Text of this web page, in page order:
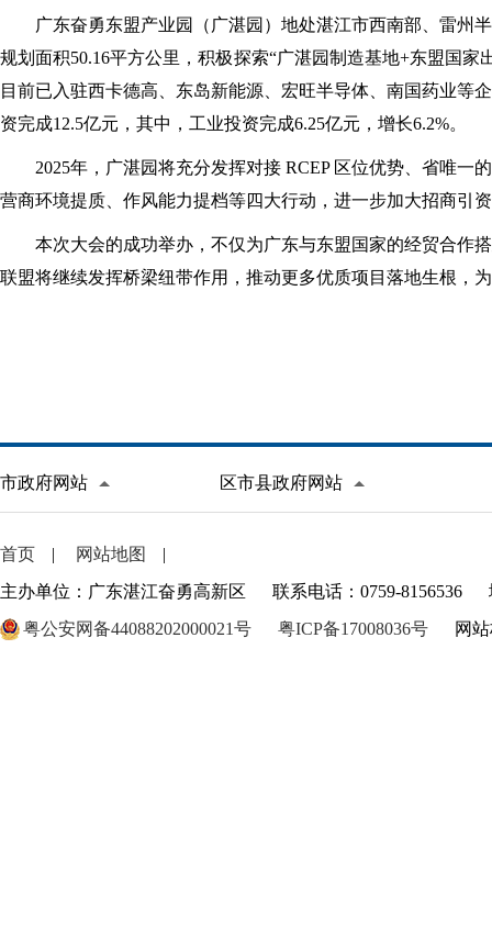
广东奋勇东盟产业园（广湛园）地处湛江市西南部、雷州
规划面积50.16平方公里，积极探索“广湛园制造基地+东盟国
目前已入驻西卡德高、东岛新能源、宏旺半导体、南国药业等
资完成12.5亿元，其中，工业投资完成6.25亿元，增长6.2%。
2025年，广湛园将充分发挥对接 RCEP 区位优势、省唯
营商环境提质、作风能力提档等四大行动，进一步加大招商引
本次大会的成功举办，不仅为广东与东盟国家的经贸合作
联盟将继续发挥桥梁纽带作用，推动更多优质项目落地生根，
市政府网站 区市县政府网站
首页 | 网站地图
|
主办单位：广东湛江奋勇高新区
联系电话：0759-8156536
粤公安网备44088202000021号
粤ICP备17008036号 网